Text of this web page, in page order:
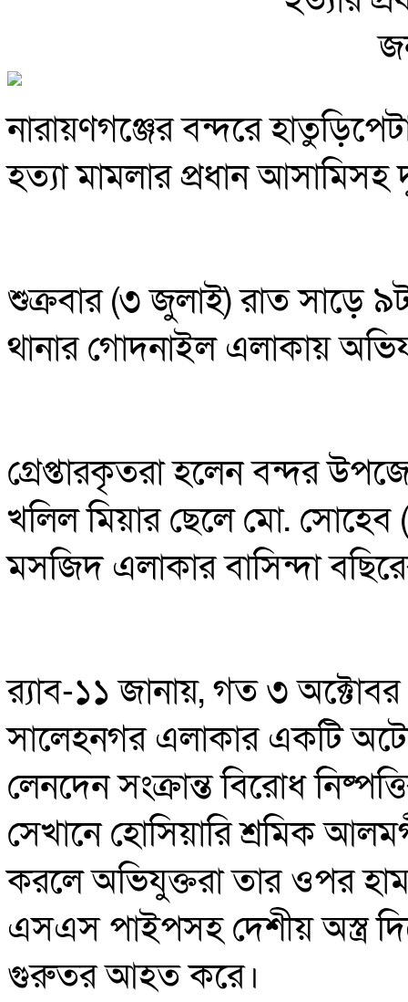
নারায়ণগঞ্জের বন্দরে
হত্যা মামলার প্রধান আসামিসহ
শুক্রবার (৩ জুলাই) রাত সাড়ে
থানার গোদনাইল এলাকায়
গ্রেপ্তারকৃতরা হলেন বন্দর
খলিল মিয়ার ছেলে মো.
মসজিদ এলাকার বাসিন্দা
র‍্যাব-১১ জানায়, গত ৩
সালেহনগর এলাকার একটি
লেনদেন সংক্রান্ত বিরোধ
সেখানে হোসিয়ারি শ্রমিক
করলে অভিযুক্তরা তার ওপর
এসএস পাইপসহ দেশীয় অস্ত্র
গুরুতর আহত করে।